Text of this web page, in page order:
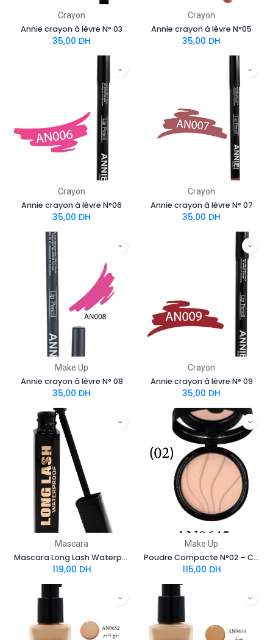
Crayon
Annie crayon à lèvre N° 03
35,00 DH
Crayon
Annie crayon à lèvre N°05
35,00 DH
Crayon
Annie crayon à lèvre N°06
35,00 DH
Crayon
Annie crayon à lèvre N° 07
35,00 DH
Make Up
Annie crayon à lèvre N° 08
35,00 DH
Crayon
Annie crayon à lèvre N° 09
35,00 DH
Mascara
Mascara Long Lash Waterproof 8ML
119,00 DH
Make Up
Poudre Compacte N°02 – Caramel Rose
115,00 DH